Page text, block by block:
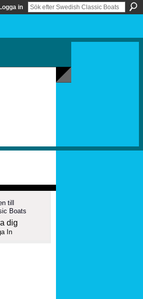
Logga in
till
Boats
dig
In